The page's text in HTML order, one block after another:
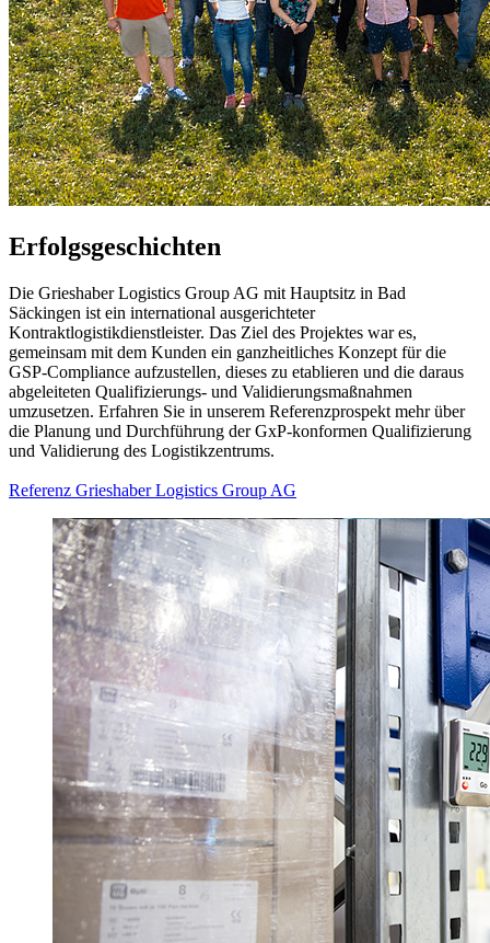
Erfolgsgeschichten
Die Grieshaber Logistics Group AG mit Hauptsitz in Bad
Säckingen ist ein international ausgerichteter
Kontraktlogistikdienstleister. Das Ziel des Projektes war es,
gemeinsam mit dem Kunden ein ganzheitliches Konzept für die
GSP-Compliance aufzustellen, dieses zu etablieren und die daraus
abgeleiteten Qualifizierungs- und Validierungsmaßnahmen
umzusetzen. Erfahren Sie in unserem Referenzprospekt mehr über
die Planung und Durchführung der GxP-konformen Qualifizierung
und Validierung des Logistikzentrums.
Referenz Grieshaber Logistics Group AG